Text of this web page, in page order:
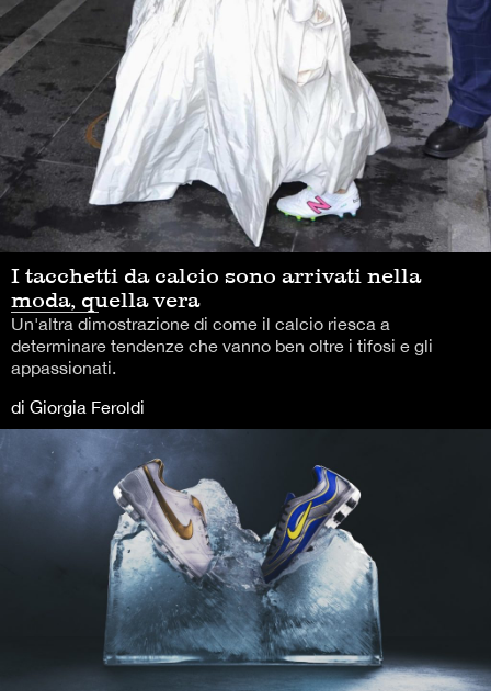
I tacchetti da calcio sono arrivati nella
moda, quella vera
Un'altra dimostrazione di come il calcio riesca a
determinare tendenze che vanno ben oltre i tifosi e gli
appassionati.
di Giorgia Feroldi